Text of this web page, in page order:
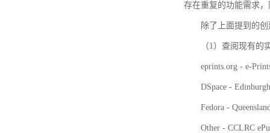
存在重复的功能需求
除了上面提到的
（1）查阅现有的
eprints.org - e-
DSpace -
Fedora -
Other - CCLRC